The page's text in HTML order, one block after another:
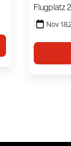
Flugplatz
Nov